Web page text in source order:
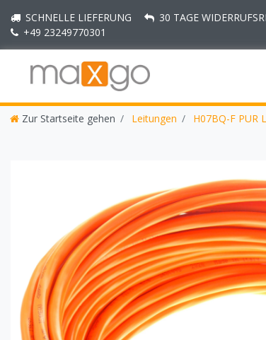
SCHNELLE LIEFERUNG
30 TAGE
+49 23249770301
Zur Startseite gehen Leitungen H07BQ-F PUR